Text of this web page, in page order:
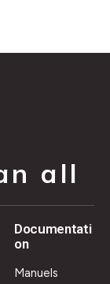
Documentati
on
Manuels